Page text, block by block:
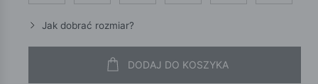
Jak dobrać rozmiar?
DODAJ DO KOSZYKA